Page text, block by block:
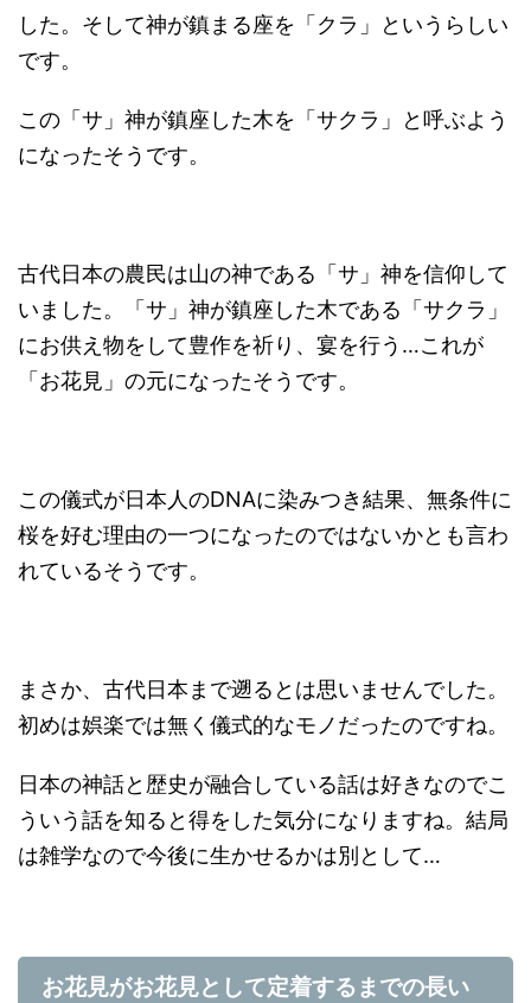
した。そして神が鎮まる座を「クラ」というらしい
です。
この「サ」神が鎮座した木を「サクラ」と呼ぶよう
になったそうです。
古代日本の農民は山の神である「サ」神を信仰して
いました。「サ」神が鎮座した木である「サクラ」
にお供え物をして豊作を祈り、宴を行う…これが
「お花見」の元になったそうです。
この儀式が日本人のDNAに染みつき結果、無条件に
桜を好む理由の一つになったのではないかとも言わ
れているそうです。
まさか、古代日本まで遡るとは思いませんでした。
初めは娯楽では無く儀式的なモノだったのですね。
日本の神話と歴史が融合している話は好きなのでこ
ういう話を知ると得をした気分になりますね。結局
は雑学なので今後に生かせるかは別として…
お花見がお花見として定着するまでの長い